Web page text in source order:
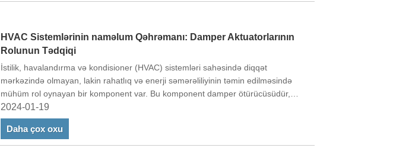
HVAC Sistemlərinin naməlum Qəhrəmanı: Damper Aktuatorlarının
Rolunun Tədqiqi
İstilik, havalandırma və kondisioner (HVAC) sistemləri sahəsində diqqət
mərkəzində olmayan, lakin rahatlıq və enerji səmərəliliyinin təmin edilməsində
mühüm rol oynayan bir komponent var. Bu komponent damper ötürücüsüdür,
yaşayış, ticarət və sənaye mühitlərində hava axınının dəqiq idarə edilməsi üçün
çox vaxt diqqətdən kənarda qalan bir cihazdır.
2024-01-19
Daha çox oxu